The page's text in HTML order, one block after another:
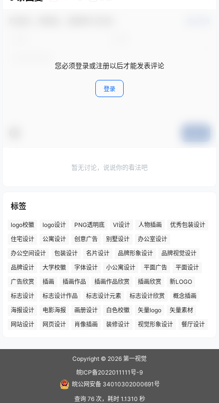
您必须登录或注册以后才能发表评论
登录
暂无讨论，说说你的看法吧
标签
logo校徽 logo设计 PNG透明底 VI设计 人物插画
优秀包装设计
住宅设计
公寓设计 创意广告 别墅设计
办公室设计
办公空间设计
包装设计 名片设计 品牌形象设计
品牌视觉设计
品牌设计
大学校徽 字体设计 小公寓设计 平面广告
平面设计
广告欣赏
插画 插画作品 插画作品欣赏 插画欣赏
新LOGO
标志设计
标志设计作品 标志设计元素 标志设计欣赏
概念插画
海报设计
电影海报 画册设计 白色校徽 矢量logo
矢量素材
网站设计
网页设计 肖像插画 装修设计 视觉形象设计 餐厅设计
Copyright © 2026 第一视觉
皖ICP备2022011111号-9
皖公网安备 34010302000691号
查询 76 次，耗时 1.1310 秒